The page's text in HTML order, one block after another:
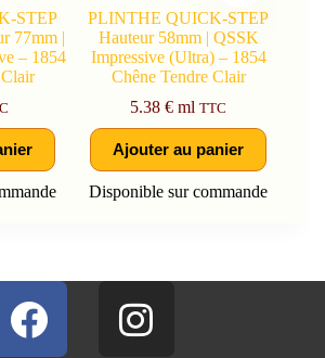
STEP
77mm |
– 1854
PLINTHE QUICK-STEP
Hauteur 58mm | QSSK
Impressive (Ultra) – 1854
Chêne Tendre Clair
5.38€ mlTTC
Ajouter au panier
Disponible sur commande